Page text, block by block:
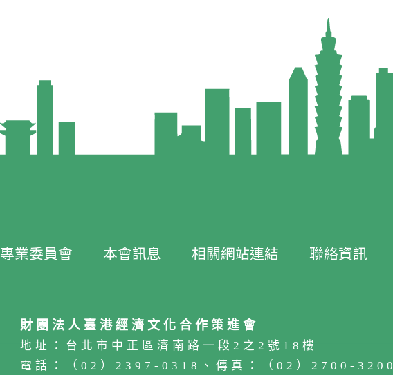
專業委員會 本會訊息 相關網站連結 聯絡資訊
財團法人臺港經濟文化合作策進會
地址：台北市中正區濟南路一段2之2號18樓
電話：（02）2397-0318、傳真：（02）2700-3200